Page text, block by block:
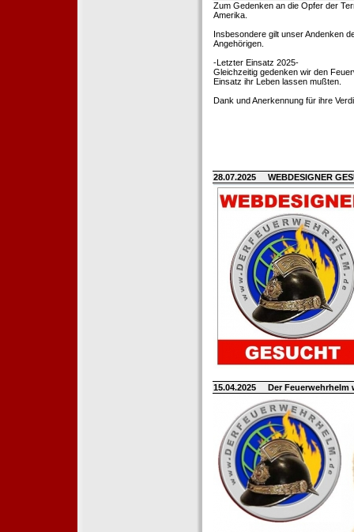
Zum Gedenken an die Opfer der
Amerika.
Insbesondere gilt unser Andenken
Angehörigen.
-Letzter Einsatz 2025-
Gleichzeitig gedenken wir den
Einsatz ihr Leben lassen mußten.
Dank und Anerkennung für ihre
28.07.2025 WEBDESIGNER
15.04.2025 Der